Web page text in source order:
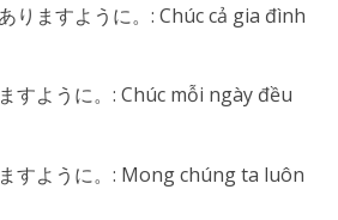
りますように。: Chúc cả gia đình
すように。: Chúc mỗi ngày đều
すように。: Mong chúng ta luôn